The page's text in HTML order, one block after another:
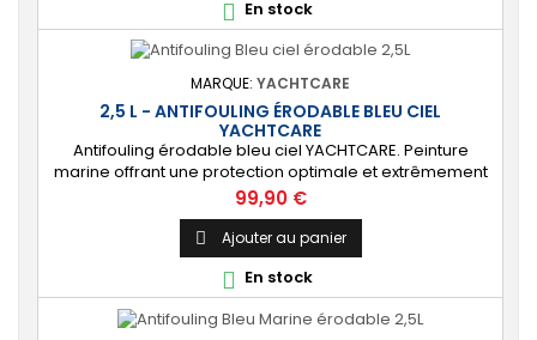
 En stock
MARQUE: YACHTCARE
2,5 L - ANTIFOULING ÉRODABLE BLEU CIEL
YACHTCARE
Antifouling érodable bleu ciel YACHTCARE. Peinture
marine offrant une protection optimale et extrêmement
durable de la carène pour les bateaux jusqu’à 25
nœuds. ⚙️ [Tout support] Protège toutes les coques en
polyester, bois et acier contre les salissures. Ne convient
PAS à l’aluminium et aux alliages légers. 🔝 [Haute
protection] Matrice lisse permettant...
Prix
99,90 €
 Ajouter au panier
 En stock